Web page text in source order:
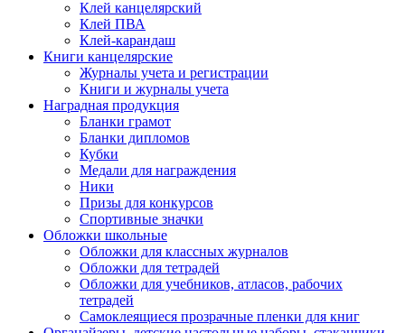
Клей канцелярский
Клей ПВА
Клей-карандаш
Книги канцелярские
Журналы учета и регистрации
Книги и журналы учета
Наградная продукция
Бланки грамот
Бланки дипломов
Кубки
Медали для награждения
Ники
Призы для конкурсов
Спортивные значки
Обложки школьные
Обложки для классных журналов
Обложки для тетрадей
Обложки для учебников, атласов, рабочих
тетрадей
Самоклеящиеся прозрачные пленки для книг